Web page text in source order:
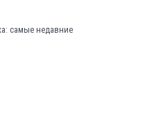
самые недавние